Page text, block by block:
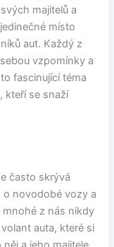
majitelů a
místo
aut. Každý z
vzpomínky a
fascinující téma
kteří se snaží
často skrývá
novodobé vozy a
z nás nikdy
auta, které si